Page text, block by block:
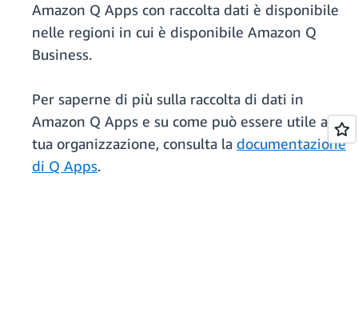
Amazon Q Apps con raccolta dati è disponibile
nelle regioni in cui è disponibile Amazon Q
Business.
Per saperne di più sulla raccolta di dati in
Amazon Q Apps e su come può essere utile alla
tua organizzazione, consulta la documentazione
di Q Apps.